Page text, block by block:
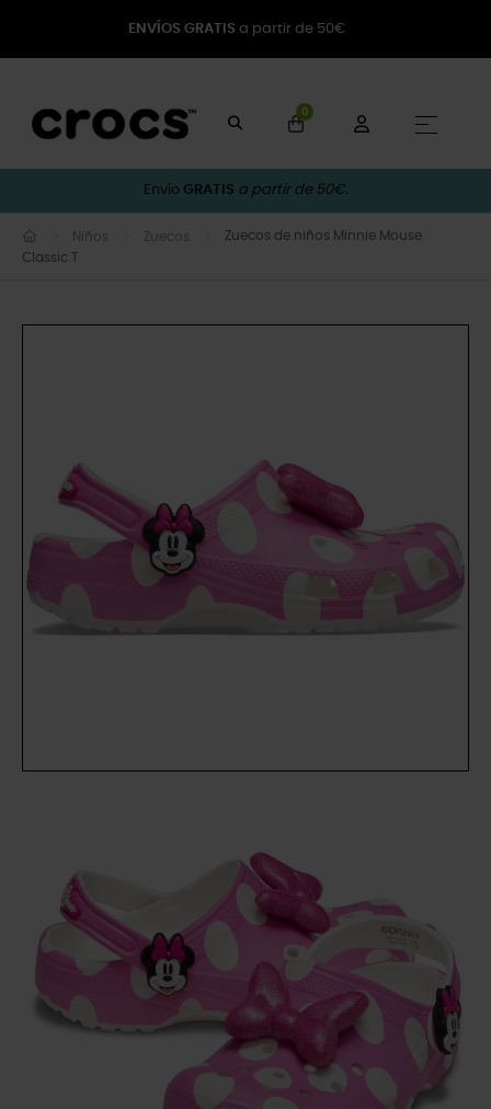
ENVÍOS GRATIS a partir de 50€
0
☰
Envío GRATIS a partir de 50€.
Niños Zuecos
Zuecos de niños Minnie Mouse
Classic T